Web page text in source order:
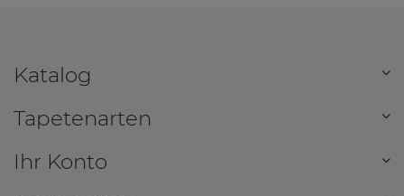
Katalog
Tapetenarten
Ihr Konto